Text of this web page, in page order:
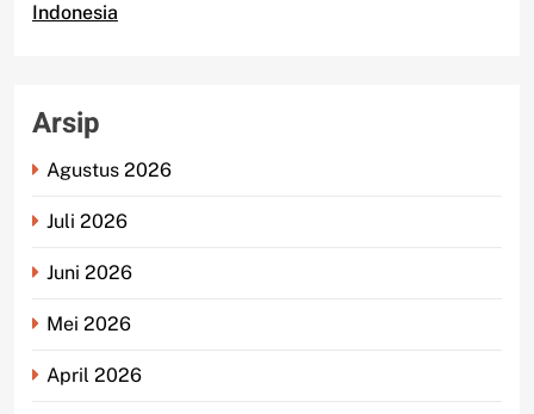
Indonesia
Arsip
Agustus 2026
Juli 2026
Juni 2026
Mei 2026
April 2026